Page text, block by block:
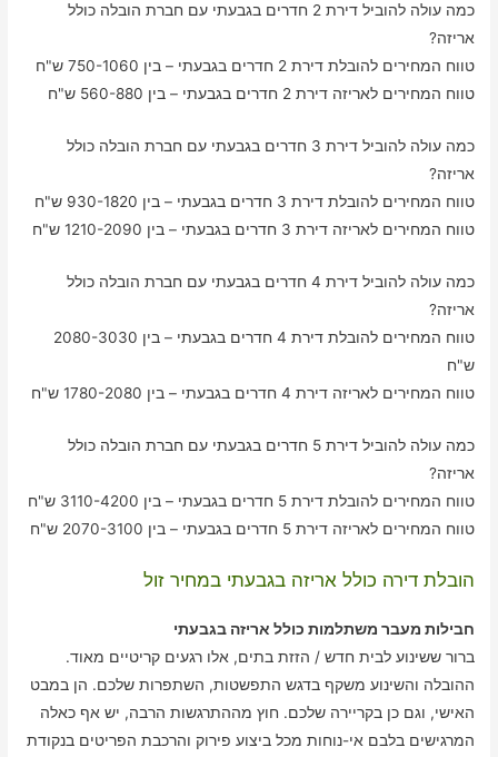
כמה עולה להוביל דירת 2 חדרים בגבעתי עם חברת הובלה כולל
אריזה?
טווח המחירים להובלת דירת 2 חדרים בגבעתי – בין 750-1060 ש"ח
טווח המחירים לאריזה דירת 2 חדרים בגבעתי – בין 560-880 ש"ח
כמה עולה להוביל דירת 3 חדרים בגבעתי עם חברת הובלה כולל
אריזה?
טווח המחירים להובלת דירת 3 חדרים בגבעתי – בין 930-1820 ש"ח
טווח המחירים לאריזה דירת 3 חדרים בגבעתי – בין 1210-2090 ש"ח
כמה עולה להוביל דירת 4 חדרים בגבעתי עם חברת הובלה כולל
אריזה?
טווח המחירים להובלת דירת 4 חדרים בגבעתי – בין 2080-3030
ש"ח
טווח המחירים לאריזה דירת 4 חדרים בגבעתי – בין 1780-2080 ש"ח
כמה עולה להוביל דירת 5 חדרים בגבעתי עם חברת הובלה כולל
אריזה?
טווח המחירים להובלת דירת 5 חדרים בגבעתי – בין 3110-4200 ש"ח
טווח המחירים לאריזה דירת 5 חדרים בגבעתי – בין 2070-3100 ש"ח
הובלת דירה כולל אריזה בגבעתי במחיר זול
חבילות מעבר משתלמות כולל אריזה בגבעתי
ברור ששינוע לבית חדש / הזזת בתים, אלו רגעים קריטיים מאוד.
ההובלה והשינוע משקף בדגש התפשטות, השתפרות שלכם. הן במבט
האישי, וגם כן בקריירה שלכם. חוץ מההתרגשות הרבה, יש אף כאלה
המרגישים בלבם אי-נוחות מכל ביצוע פירוק והרכבת הפריטים בנקודת